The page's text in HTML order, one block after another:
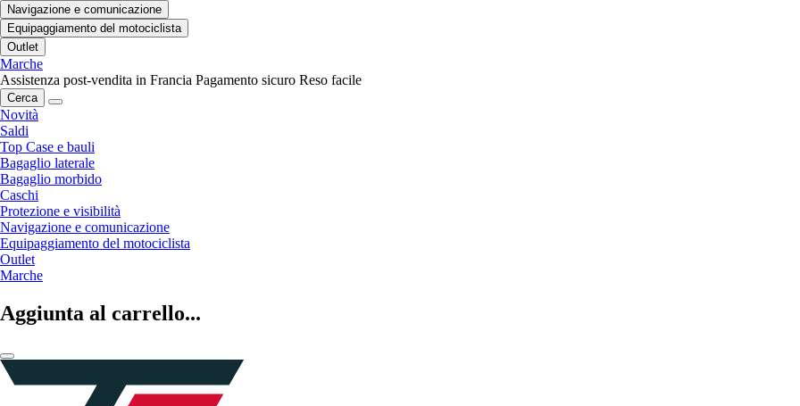
Navigazione e comunicazione
Equipaggiamento del motociclista
Outlet
Marche
Assistenza post-vendita in Francia Pagamento sicuro Reso facile
Cerca
Novità
Saldi
Top Case e bauli
Bagaglio laterale
Bagaglio morbido
Caschi
Protezione e visibilità
Navigazione e comunicazione
Equipaggiamento del motociclista
Outlet
Marche
Aggiunta al carrello...